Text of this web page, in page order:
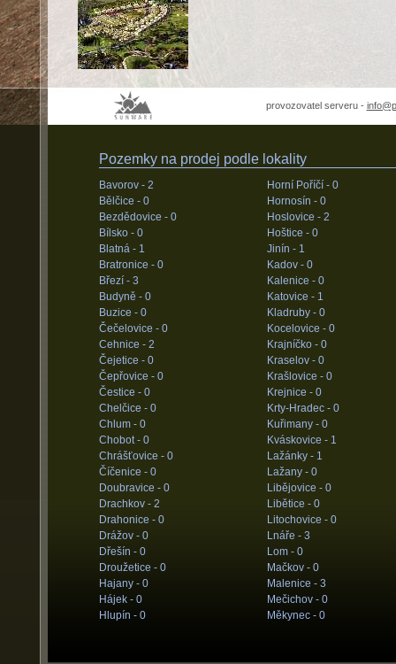
provozovatel serveru -
Pozemky na prodej podle lokality
Bavorov - 2
Bělčice - 0
Bezdědovice - 0
Bílsko - 0
Blatná - 1
Bratronice - 0
Březí - 3
Budyně - 0
Buzice - 0
Čečelovice - 0
Cehnice - 2
Čejetice - 0
Čepřovice - 0
Čestice - 0
Chelčice - 0
Chlum - 0
Chobot - 0
Chrášťovice - 0
Číčenice - 0
Doubravice - 0
Drachkov - 2
Drahonice - 0
Drážov - 0
Dřešín - 0
Droužetice - 0
Hajany - 0
Hájek - 0
Hlupín - 0
Horní Poříčí - 0
Hornosín - 0
Hoslovice - 2
Hoštice - 0
Jinín - 1
Kadov - 0
Kalenice - 0
Katovice - 1
Kladruby - 0
Kocelovice - 0
Krajníčko - 0
Kraselov - 0
Krašlovice - 0
Krejnice - 0
Krty-Hradec - 0
Kuřimany - 0
Kváskovice - 1
Lažánky - 1
Lažany - 0
Libějovice - 0
Libětice - 0
Litochovice - 0
Lnáře - 3
Lom - 0
Mačkov - 0
Malenice - 3
Mečichov - 0
Měkynec - 0